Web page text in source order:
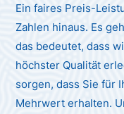
Ein faires Preis-
Zahlen hinaus. Es
das bedeutet, dass
höchster Qualität
sorgen, dass Sie für
Mehrwert erhalten.